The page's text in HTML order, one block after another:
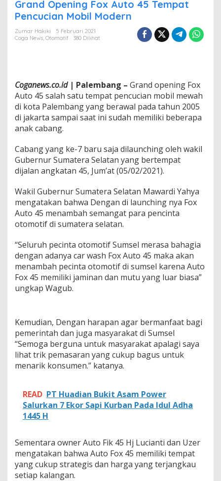
d
O
p
e
o
x
A
u
5
T
e
m
a
t
P
e
u
c
i
a
i
l
M
o
d
e
Grand Opening Fox Auto 45 Tempat
Pencucian Mobil Modern
Zumar Hakiki
5 Februari 2021
Coga News Otomatif 380 Dilihat
Coganews.co.id | Palembang – Grand opening Fox
Auto 45 salah satu tempat pencucian mobil mewah
di kota Palembang yang berawal pada tahun 2005
di jakarta sampai saat ini sudah memiliki beberapa
anak cabang.
Cabang yang ke-7 baru saja dilaunching oleh wakil
Gubernur Sumatera Selatan yang bertempat
dijalan angkatan 45, Jum’at (05/02/2021).
Wakil Gubernur Sumatera Selatan Mawardi Yahya
mengatakan bahwa Dengan di launching nya Fox
Auto 45 menambah semangat para pencinta
otomotif di sumatera selatan.
“Seluruh pecinta otomotif Sumsel merasa bahagia
dengan adanya car wash Fox Auto 45 maka akan
menambah pecinta otomotif di sumsel karena Auto
Fox 45 memiliki jaminan dan mutu yang luar biasa”
ungkap Wagub.
Kemudian, Dengan harapan agar bermanfaat bagi
pemerintah dan juga masyarakat di Sumsel
“Semoga berguna untuk masyarakat apalagi saya
lihat trik pemasaran yang cukup bagus untuk
menarik konsumen.” katanya.
READ PT Huadian Bukit Asam Power
Salurkan 7 Ekor Sapi Kurban Pada Idul Adha
1445 H
Sementara owner Auto Fik 45 Hj Lucianti dan Uzer
mengatakan bahwa Auto Fox 45 memiliki tempat
yang cukup strategis dan harga yang terjangkau
setiap kalangan.